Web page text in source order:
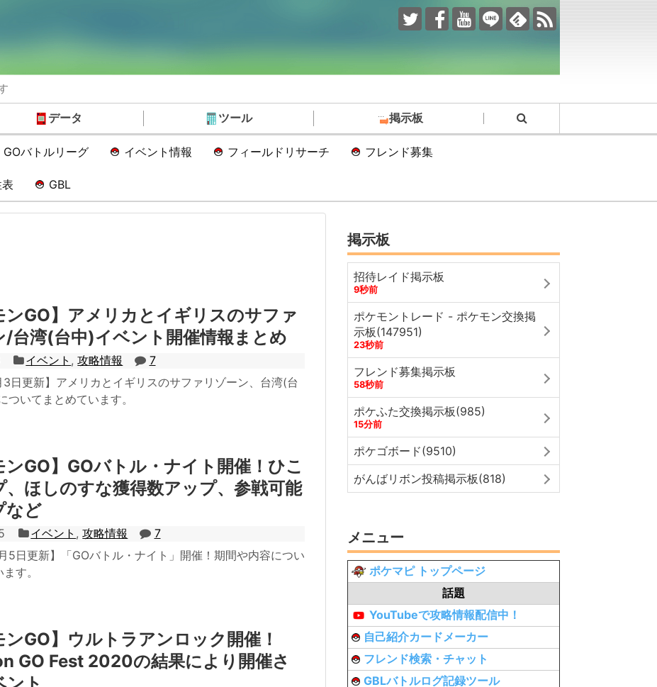
データ ツール 掲示板
GOバトルリーグ イベント情報 フィールドリサーチ フレンド募集
GBL
ンGO】アメリカとイギリスのサファ
/台湾(台中)イベント開催情報まとめ
イベント ,攻略情報
7
3日更新】アメリカとイギリスのサファリゾーン、台湾(台
ついてまとめています。
ンGO】GOバトル・ナイト開催！ひこ
、ほしのすな獲得数アップ、参戦可能
など
イベント ,攻略情報
7
5日更新】「GOバトル・ナイト」開催！期間や内容につい
す。
ンGO】ウルトラアンロック開催！
GO Fest 2020の結果により開催さ
掲示板
招待レイド掲示板
9秒前
ポケモントレード - ポケモン交換掲
示板(147951)
23秒前
フレンド募集掲示板
58秒前
ポケふた交換掲示板(985)
15分前
ポケゴボード(9510)
がんばリボン投稿掲示板(818)
メニュー
ポケマピ トップページ
話題
YouTubeで攻略情報配信中！
自己紹介カードメーカー
フレンド検索・チャット
GBLバトルログ記録ツール